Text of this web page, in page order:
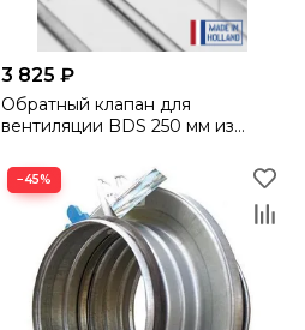
3 825 ₽
Обратный клапан для
вентиляции BDS 250 мм из
круглых каналов производства
DEC International (Нидерланды)
−45%